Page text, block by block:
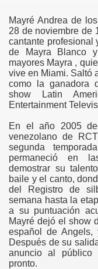
Mayré Andrea de
28 de noviembre de
cantante profesional
de Mayra Blanco
mayores Mayra ,
vive en Miami. Saltó
como la ganadora
show Latin
Entertainment
En el año 2005
venezolano de
segunda
permaneció en
demostrar su
baile y el canto,
del Registro de
semana hasta la
a su puntuación
Mayré dejó el show
español de Angels,
Después de su
anuncio al público
pronto.